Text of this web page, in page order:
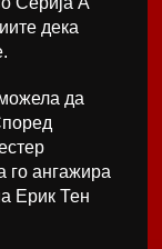
дека
да
го ангажира
Ерик Тен